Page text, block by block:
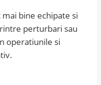
bine echipate si
perturbari sau
operatiunile si